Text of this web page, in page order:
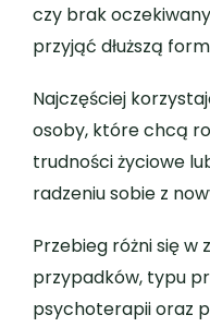
czy brak
przyjąć dłuższą
Najczęściej
osoby, które chcą
trudności życiowe
radzeniu sobie z
Przebieg różni się w
przypadków, typu
psychoterapii oraz